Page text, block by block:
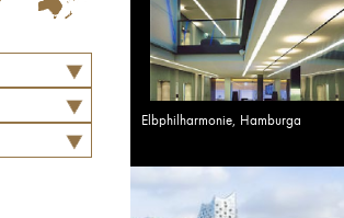
Elbphilharmonie, Hamburga